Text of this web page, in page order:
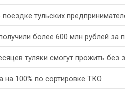
поездке тульских
более 600 млн рублей за
туляки смогут прожить без
на 100% по сортировке ТКО